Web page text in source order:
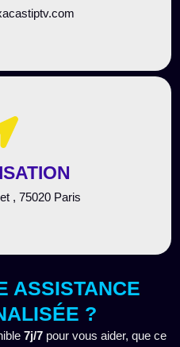
, 75020 Paris
ASSISTANCE
?
7j/7pour vous aider, que ce